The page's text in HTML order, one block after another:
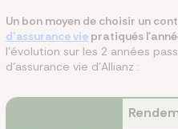
Un bon moyen de choisir un
d’assurance vie pratiqués
l’évolution sur les 2 années
d'assurance vie d'Allianz :